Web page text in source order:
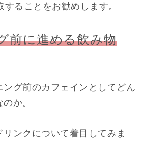
ることをお勧めします。
前に進める飲み物
ング前のカフェインとしてどん
か。
ンクについて着目してみま